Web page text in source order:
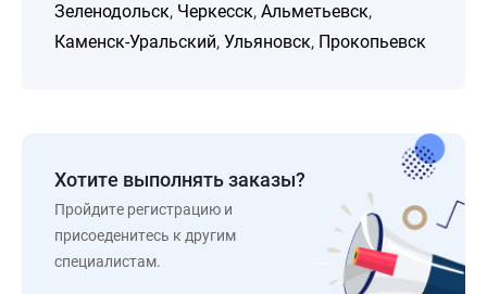
Зеленодольск, Черкесск, Альметьевск,
Каменск-Уральский, Ульяновск, Прокопьевск
Хотите выполнять заказы?
Пройдите регистрацию и
присоеденитесь к другим
специалистам.